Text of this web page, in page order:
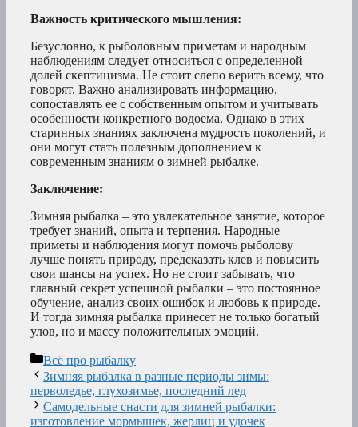
Важность критического мышления:
Безусловно, к рыболовным приметам и народным
наблюдениям следует относиться с определенной
долей скептицизма. Не стоит слепо верить всему, что
говорят. Важно анализировать информацию,
сопоставлять ее с собственным опытом и учитывать
особенности конкретного водоема. Однако в этих
старинных знаниях заключена мудрость поколений, и
они могут стать полезным дополнением к
современным знаниям о зимней рыбалке.
Заключение:
Зимняя рыбалка – это увлекательное занятие, которое
требует знаний, опыта и терпения. Народные
приметы и наблюдения могут помочь рыболову
лучше понять природу, предсказать клев и повысить
свои шансы на успех. Но не стоит забывать, что
главный секрет успешной рыбалки – это постоянное
обучение, анализ своих ошибок и любовь к природе.
И тогда зимняя рыбалка принесет не только богатый
улов, но и массу положительных эмоций.
Рубрики
Всё про рыбалку
Зимняя рыбалка в разные периоды зимы:
перволедье, глухозимье, последний лед
Самодельные снасти для зимней рыбалки:
изготовление мормышек, жерлиц и удочек